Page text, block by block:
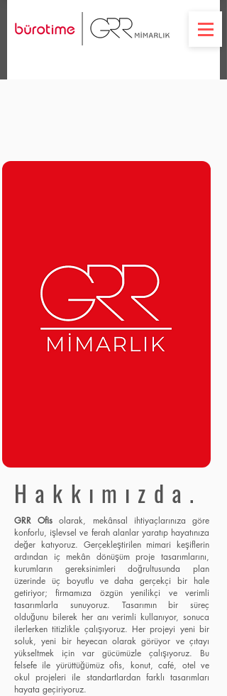
Hakkımızda.
GRR Ofisolarak, mekânsal ihtiyaçlarınıza göre
konforlu, işlevsel ve ferah alanlar yaratıp hayatınıza
değer katıyoruz. Gerçekleştirilen mimari keşiflerin
ardından iç mekân dönüşüm proje tasarımlarını,
kurumların gereksinimleri doğrultusunda plan
üzerinde üç boyutlu ve daha gerçekçi bir hale
getiriyor; firmamıza özgün yenilikçi ve verimli
tasarımlarla sunuyoruz. Tasarımın bir süreç
olduğunu bilerek her anı verimli kullanıyor, sonuca
ilerlerken titizlikle çalışıyoruz. Her projeyi yeni bir
soluk, yeni bir heyecan olarak görüyor ve çıtayı
yükseltmek için var gücümüzle çalışıyoruz. Bu
felsefe ile yürüttüğümüz ofis, konut, café, otel ve
okul projeleri ile standartlardan farklı tasarımları
hayata geçiriyoruz.